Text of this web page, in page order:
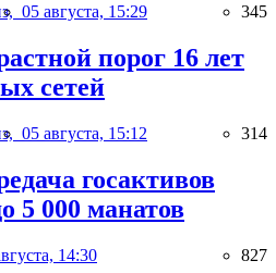
05 августа, 15:29 345
порог 16 лет
сетей
05 августа, 15:12 314
госактивов
5 000 манатов
14:30 827